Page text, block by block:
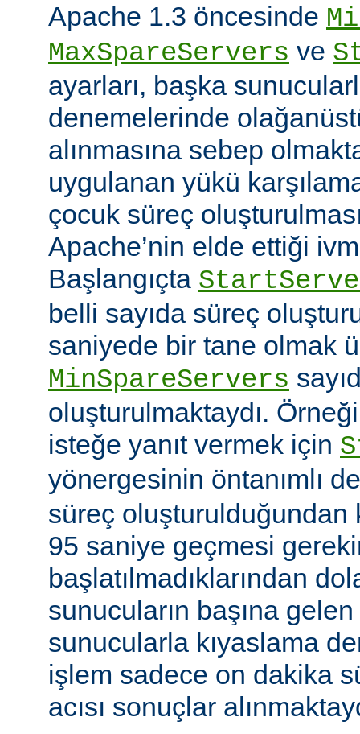
Apache 1.3 öncesinde
MaxSpareServers ve
ayarları, başka
denemelerinde
alınmasına sebep
uygulanan yükü
çocuk süreç
Apache’nin elde ettiği
Başlangıçta
belli sayıda süreç
saniyede bir tane olmak
MinSpareServers
oluşturulmaktaydı.
isteğe yanıt vermek için
yönergesinin öntanımlı
süreç oluşturulduğundan
95 saniye geçmesi
başlatılmadıklarından
sunucuların başına
sunucularla kıyaslama
işlem sadece on dakika
acısı sonuçlar